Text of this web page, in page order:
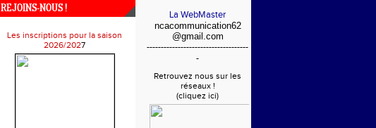
REJOINS-NOUS !
Les inscriptions pour la saison
2026/2027
La WebMaster
ncacommunication62
@gmail.com
------------------------------------
-
Retrouvez nous sur les
réseaux !
(cliquez ici)